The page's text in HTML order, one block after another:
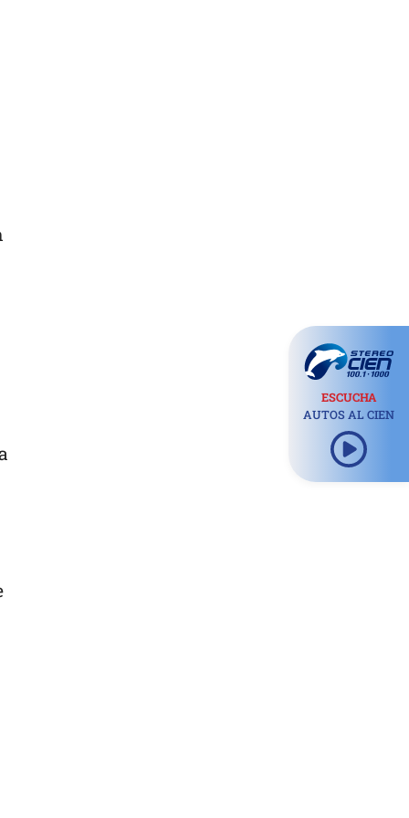
ESCUCHA
AUTOS AL CIEN